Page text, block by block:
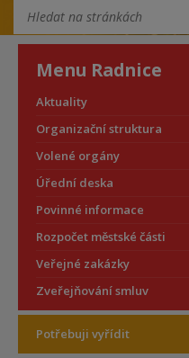
Menu Radnice
Aktuality
Organizační struktura
Volené orgány
Úřední deska
Povinné informace
Rozpočet městské části
Veřejné zakázky
Zveřejňování smluv
Potřebuji vyřídit